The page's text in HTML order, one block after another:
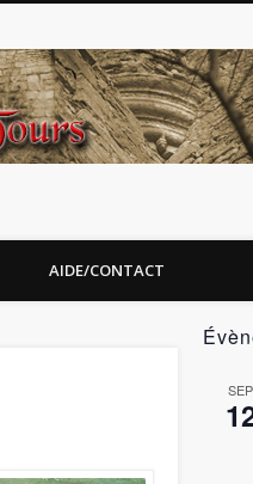
AIDE/CONTACT
SEP